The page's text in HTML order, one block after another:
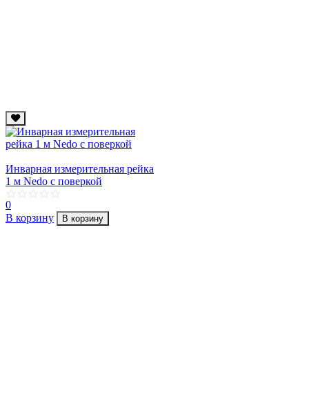
Инварная измерительная рейка
1 м Nedo с поверкой
0
В корзину
В корзину